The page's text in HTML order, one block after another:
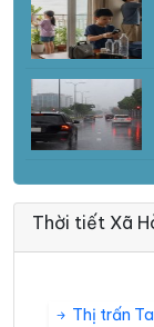
Thời tiết Xã
Thị trấn